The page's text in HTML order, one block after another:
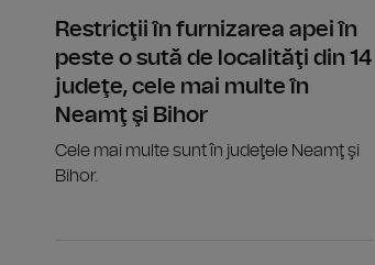
Restricţii în furnizarea apei în
peste o sută de localităţi din 14
judeţe, cele mai multe în
Neamţ şi Bihor
Cele mai multe sunt în judeţele Neamţ şi
Bihor.